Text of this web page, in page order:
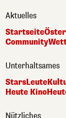
Aktuelles
Startseite
Community
Unterhaltsames
StarsLeute
Heute Kino
Nützliches